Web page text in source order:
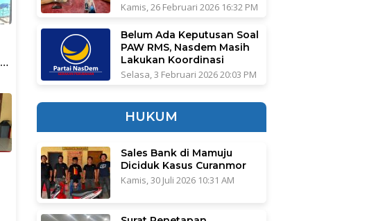
Kamis, 26 Februari 2026 16:32 PM
Belum Ada Keputusan Soal
PAW RMS, Nasdem Masih
Lakukan Koordinasi
Selasa, 3 Februari 2026 20:03 PM
HUKUM
Sales Bank di Mamuju
Diciduk Kasus Curanmor
Kamis, 30 Juli 2026 10:31 AM